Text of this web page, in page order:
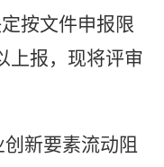
按文件申报限
上报，现将评审
新要素流动阻